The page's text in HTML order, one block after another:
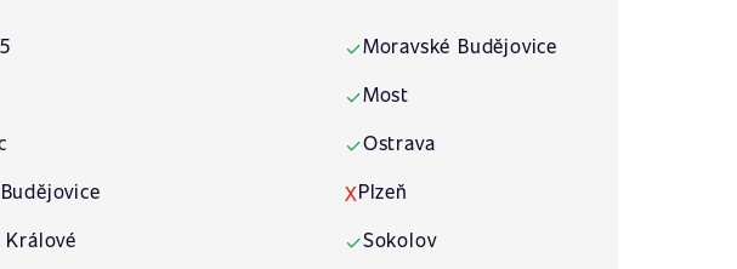
Králové
✓Moravské Budějovice
✓Most
✓Ostrava
XPlzeň
✓Sokolov